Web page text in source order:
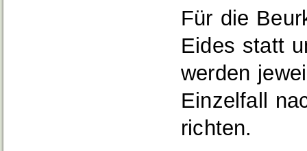
Für die
Eides statt
werden
Einzelfall
richten.